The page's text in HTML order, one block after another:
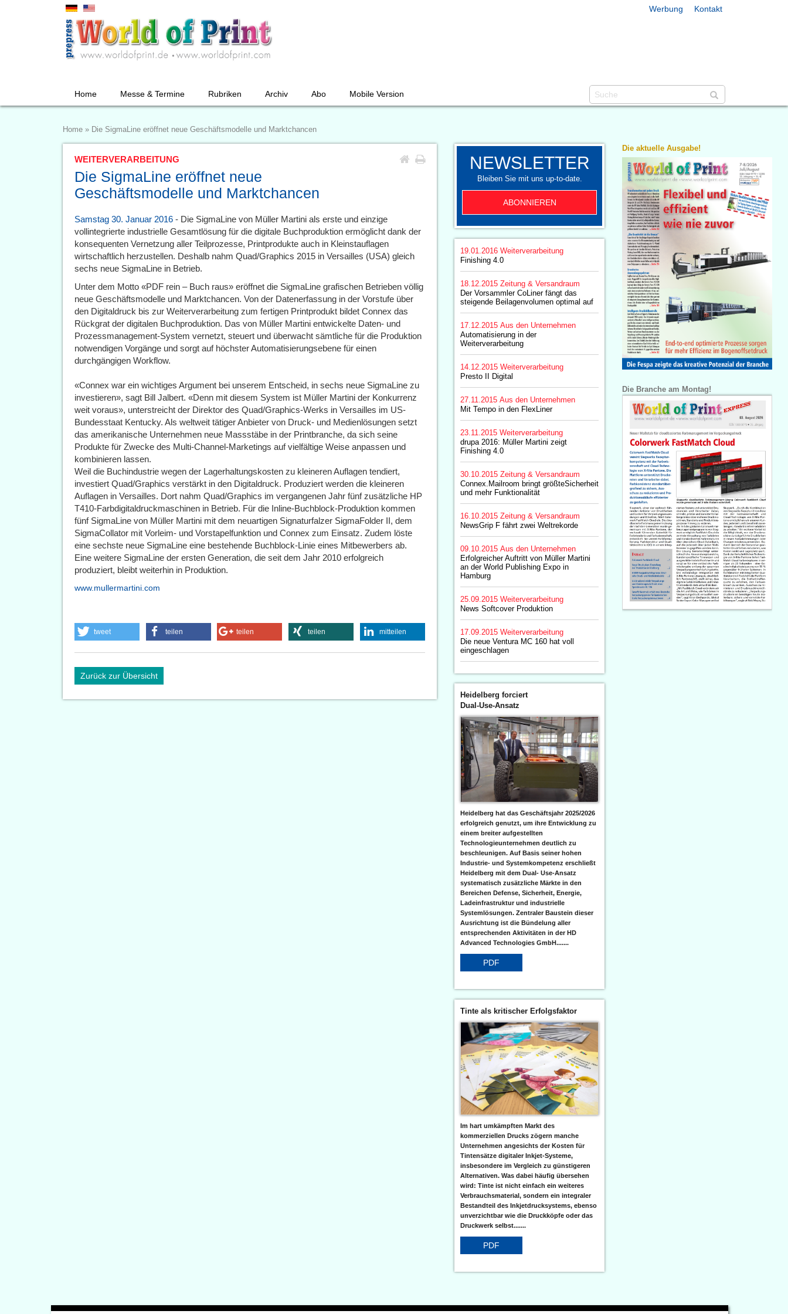
Werbung Kontakt
Home Messe & Termine Rubriken Archiv Abo Mobile Version
Home » Die SigmaLine eröffnet neue Geschäftsmodelle und Marktchancen
WEITERVERARBEITUNG
Die SigmaLine eröffnet neue
Geschäftsmodelle und Marktchancen
Samstag 30. Januar 2016 - Die SigmaLine von Müller Martini als erste und einzige
vollintegrierte industrielle Gesamtlösung für die digitale Buchproduktion ermöglicht dank der
konsequenten Vernetzung aller Teilprozesse, Printprodukte auch in Kleinstauflagen
wirtschaftlich herzustellen. Deshalb nahm Quad/Graphics 2015 in Versailles (USA) gleich
sechs neue SigmaLine in Betrieb.
Unter dem Motto «PDF rein – Buch raus» eröffnet die SigmaLine grafischen Betrieben völlig
neue Geschäftsmodelle und Marktchancen. Von der Datenerfassung in der Vorstufe über
den Digitaldruck bis zur Weiterverarbeitung zum fertigen Printprodukt bildet Connex das
Rückgrat der digitalen Buchproduktion. Das von Müller Martini entwickelte Daten- und
Prozessmanagement-System vernetzt, steuert und überwacht sämtliche für die Produktion
notwendigen Vorgänge und sorgt auf höchster Automatisierungsebene für einen
durchgängigen Workflow.
«Connex war ein wichtiges Argument bei unserem Entscheid, in sechs neue SigmaLine zu
investieren», sagt Bill Jalbert. «Denn mit diesem System ist Müller Martini der Konkurrenz
weit voraus», unterstreicht der Direktor des Quad/Graphics-Werks in Versailles im US-
Bundesstaat Kentucky. Als weltweit tätiger Anbieter von Druck- und Medienlösungen setzt
das amerikanische Unternehmen neue Massstäbe in der Printbranche, da sich seine
Produkte für Zwecke des Multi-Channel-Marketings auf vielfältige Weise anpassen und
kombinieren lassen.
Weil die Buchindustrie wegen der Lagerhaltungskosten zu kleineren Auflagen tendiert,
investiert Quad/Graphics verstärkt in den Digitaldruck. Produziert werden die kleineren
Auflagen in Versailles. Dort nahm Quad/Graphics im vergangenen Jahr fünf zusätzliche HP
T410-Farbdigitaldruckmaschinen in Betrieb. Für die Inline-Buchblock-Produktion kommen
fünf SigmaLine von Müller Martini mit dem neuartigen Signaturfalzer SigmaFolder II, dem
SigmaCollator mit Vorleim- und Vorstapelfunktion und Connex zum Einsatz. Zudem löste
eine sechste neue SigmaLine eine bestehende Buchblock-Linie eines Mitbewerbers ab.
Eine weitere SigmaLine der ersten Generation, die seit dem Jahr 2010 erfolgreich
produziert, bleibt weiterhin in Produktion.
www.mullermartini.com
tweet teilen teilen teilen mitteilen
Zurück zur Übersicht
NEWSLETTER
Bleiben Sie mit uns up-to-date.
ABONNIEREN
19.01.2016 Weiterverarbeitung
Finishing 4.0
18.12.2015 Zeitung & Versandraum
Der Vorsammler CoLiner fängt das
steigende Beilagenvolumen optimal auf
17.12.2015 Aus den Unternehmen
Automatisierung in der
Weiterverarbeitung
14.12.2015 Weiterverarbeitung
Presto II Digital
27.11.2015 Aus den Unternehmen
Mit Tempo in den FlexLiner
23.11.2015 Weiterverarbeitung
drupa 2016: Müller Martini zeigt
Finishing 4.0
30.10.2015 Zeitung & Versandraum
Connex.Mailroom bringt größteSicherheit
und mehr Funktionalität
16.10.2015 Zeitung & Versandraum
NewsGrip F fährt zwei Weltrekorde
09.10.2015 Aus den Unternehmen
Erfolgreicher Auftritt von Müller Martini
an der World Publishing Expo in
Hamburg
25.09.2015 Weiterverarbeitung
News Softcover Produktion
17.09.2015 Weiterverarbeitung
Die neue Ventura MC 160 hat voll
eingeschlagen
Heidelberg forciert
Dual-Use-Ansatz
Heidelberg hat das Geschäftsjahr 2025/2026
erfolgreich genutzt, um ihre Entwicklung zu
einem breiter aufgestellten
Technologieunternehmen deutlich zu
beschleunigen. Auf Basis seiner hohen
Industrie- und Systemkompetenz erschließt
Heidelberg mit dem Dual- Use-Ansatz
systematisch zusätzliche Märkte in den
Bereichen Defense, Sicherheit, Energie,
Ladeinfrastruktur und industrielle
Systemlösungen. Zentraler Baustein dieser
Ausrichtung ist die Bündelung aller
entsprechenden Aktivitäten in der HD
Advanced Technologies GmbH.......
PDF
Tinte als kritischer Erfolgsfaktor
Im hart umkämpften Markt des
kommerziellen Drucks zögern manche
Unternehmen angesichts der Kosten für
Tintensätze digitaler Inkjet-Systeme,
insbesondere im Vergleich zu günstigeren
Alternativen. Was dabei häufig übersehen
wird: Tinte ist nicht einfach ein weiteres
Verbrauchsmaterial, sondern ein integraler
Bestandteil des Inkjetdrucksystems, ebenso
unverzichtbar wie die Druckköpfe oder das
Druckwerk selbst.......
PDF
Die aktuelle Ausgabe!
Die Branche am Montag!